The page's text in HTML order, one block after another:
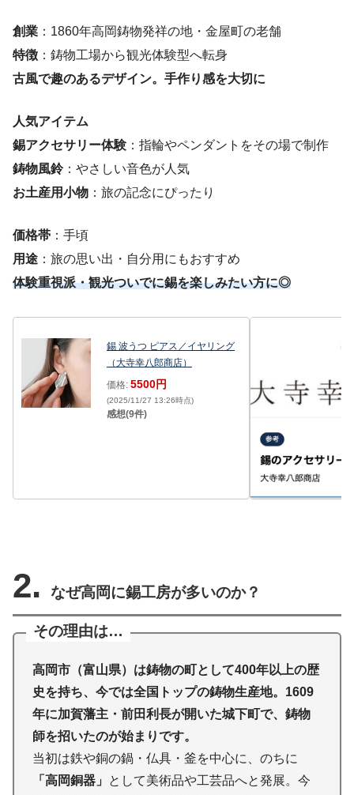
創業 ：1860年高岡鋳物発祥の地・金屋町の老舗
特徴 ：鋳物工場から観光体験型へ転身
古風で趣のあるデザイン。手作り感を大切に
人気アイテム
錫アクセサリー体験 ：指輪やペンダントをその場で制作
鋳物風鈴：やさしい音色が人気
お土産用小物 ：旅の記念にぴったり
価格帯 ：手頃
用途 ：旅の思い出・自分用にもおすすめ
体験重視派・観光ついでに錫を楽しみたい方に◎
錫 波うつ ピアス／イヤリング
（大寺幸八郎商店）
価格: 5500円
(2025/11/27 13:26時点)
感想(9件)
2. なぜ高岡に錫工房が多いのか？
その理由は…
高岡市（富山県）は鋳物の町として400年以上の歴
史を持ち、今では全国トップの鋳物生産地。1609
年に加賀藩主・前田利長が開いた城下町で、鋳物
師を招いたのが始まりです。
当初は鉄や銅の鍋・仏具・釜を中心に、のちに
「高岡銅器」
として美術品や工芸品へと発展。今